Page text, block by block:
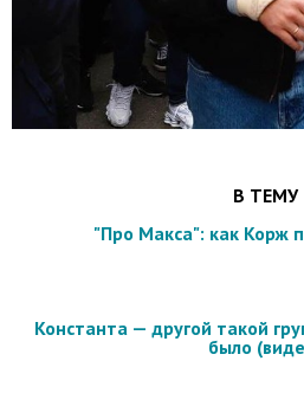
В ТЕМУ
"Про Макса": как Корж
Константа — другой такой
было